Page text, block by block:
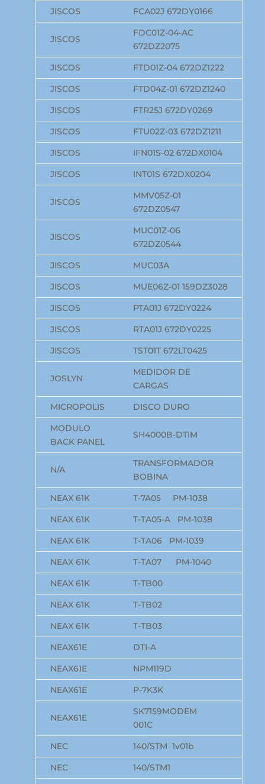
JISCOS
FCA02J 672DY0166
JISCOS
FDC01Z-04-AC
672DZ2075
JISCOS
FTD01Z-04 672DZ1222
JISCOS
FTD04Z-01 672DZ1240
JISCOS
FTR25J 672DY0269
JISCOS
FTU02Z-03 672DZ1211
JISCOS
IFN01S-02 672DX0104
JISCOS
INT01S 672DX0204
JISCOS
MMV05Z-01
672DZ0547
JISCOS
MUC01Z-06
672DZ0544
JISCOS
MUC03A
JISCOS
MUE06Z-01 159DZ3028
JISCOS
PTA01J 672DY0224
JISCOS
RTA01J 672DY0225
JISCOS
TST01T 672LT0425
JOSLYN
MEDIDOR DE
CARGAS
MICROPOLIS
DISCO DURO
MODULO
BACK PANEL
SH4000B-DTIM
N/A
TRANSFORMADOR
BOBINA
NEAX 61K
T-7A05 PM-1038
NEAX 61K
T-TA05-A PM-1038
NEAX 61K
T-TA06 PM-1039
NEAX 61K
T-TA07 PM-1040
NEAX 61K
T-TB00
NEAX 61K
T-TB02
NEAX 61K
T-TB03
NEAX61E
DTI-A
NEAX61E
NPM119D
NEAX61E
P-7K3K
NEAX61E
SK7159MODEM
001C
NEC
140/STM 1v01b
NEC
140/STM1